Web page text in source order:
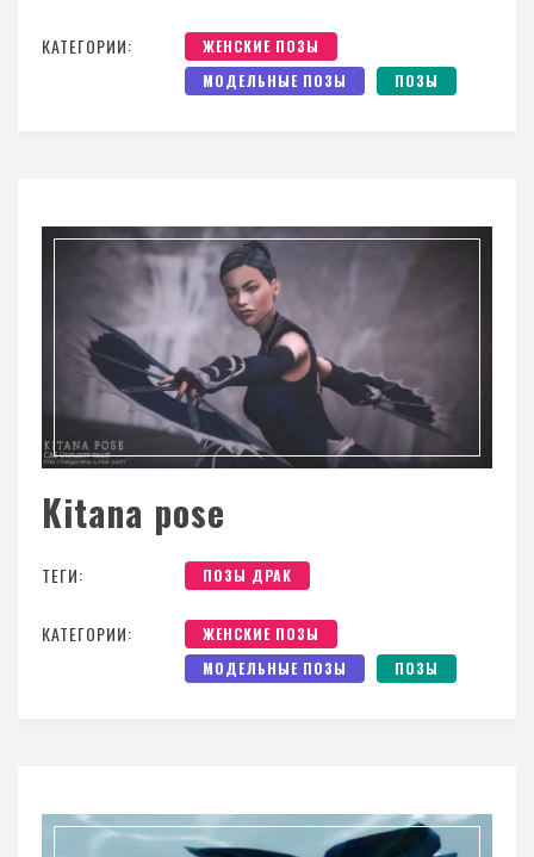
КАТЕГОРИИ:
ЖЕНСКИЕ ПОЗЫ
МОДЕЛЬНЫЕ ПОЗЫ
ПОЗЫ
Kitana pose
ТЕГИ: ПОЗЫ ДРАК
КАТЕГОРИИ:
ЖЕНСКИЕ ПОЗЫ
МОДЕЛЬНЫЕ ПОЗЫ
ПОЗЫ